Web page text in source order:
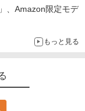
、Amazon限定モデ
もっと見る